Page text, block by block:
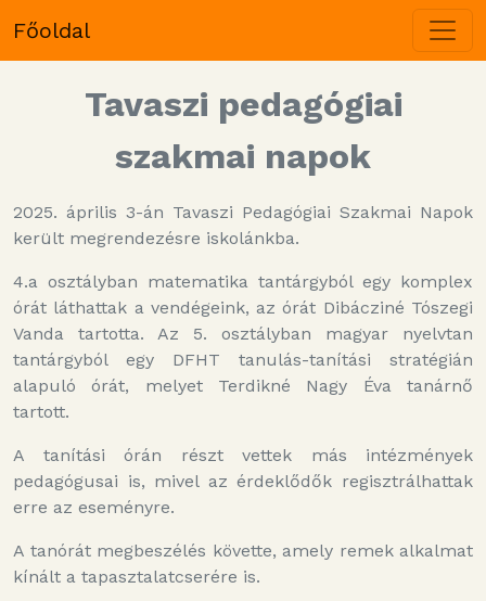
Főoldal
Tavaszi pedagógiai
szakmai napok
2025. április 3-án Tavaszi Pedagógiai Szakmai Napok
került megrendezésre iskolánkba.
4.a osztályban matematika tantárgyból egy komplex
órát láthattak a vendégeink, az órát Dibácziné Tószegi
Vanda tartotta. Az 5. osztályban magyar nyelvtan
tantárgyból egy DFHT tanulás-tanítási stratégián
alapuló órát, melyet Terdikné Nagy Éva tanárnő
tartott.
A tanítási órán részt vettek más intézmények
pedagógusai is, mivel az érdeklődők regisztrálhattak
erre az eseményre.
A tanórát megbeszélés követte, amely remek alkalmat
kínált a tapasztalatcserére is.